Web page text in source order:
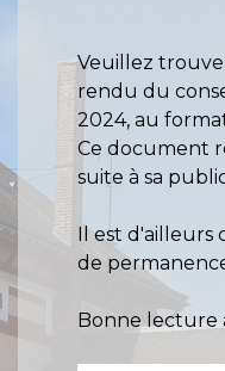
Veuillez
rendu du
2024, au
Ce document
suite à sa
Il est d'ailleurs
de
Bonne lecture